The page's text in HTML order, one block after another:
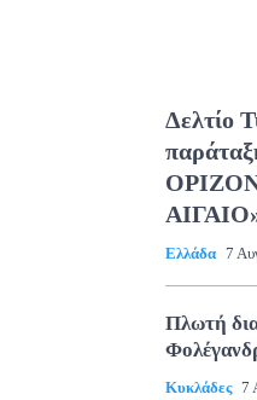
Δελτίο
Ελλάδα 7
Πλωτή
Κυκλάδες 7